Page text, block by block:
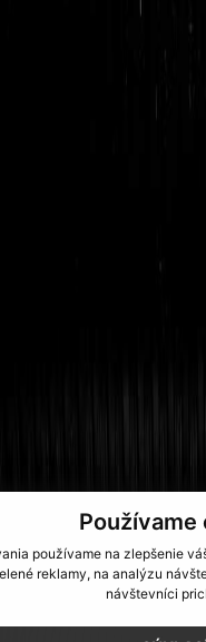
Používame
používame na zlepšenie
reklamy, na analýzu
návštevníci